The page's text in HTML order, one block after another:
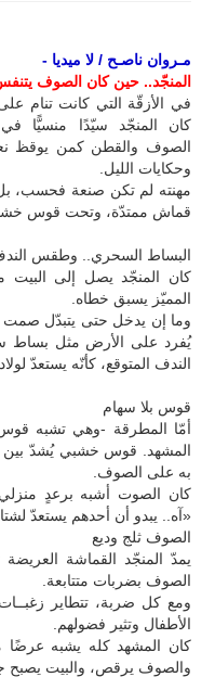
مـروان ناصـح / لا ميديا -
المنجّد.. حين كان الصوف
في الأزقّة التي كانت تنام
كان المنجّد سيّدًا منسيًّا
الصوف والقطن كمن يوقظ
وحكايات الليل.
مهنته لم تكن صنعة فحسب، بل
قماش ممتدّة، وتحت قوس
البساط السحري.. وطقس
كان المنجّد يصل إلى البيت
المميّز يسبق خطاه.
وما إن يدخل حتى يتبدّل صمت
يُفرد على الأرض مثل بساط
الندف المتوقع، كأنّه يستعدّ
قوس بلا سهام
أمّا المطرقة -وهي تشبه
المشهد. قوس خشبي يُشدّ بين
به على الصوف.
كان الصوت أشبه برعدٍ
«آه.. يبدو أن أحدهم يستعدّ
الصوف ثلج وديع
يمدّ المنجّد القماشة
الصوف بضربات متتابعة.
ومع كل ضربة، تتطاير
الأطفال وتثير فضولهم.
كان المشهد كله يشبه
والصوف يرقص، والبيت يصبح